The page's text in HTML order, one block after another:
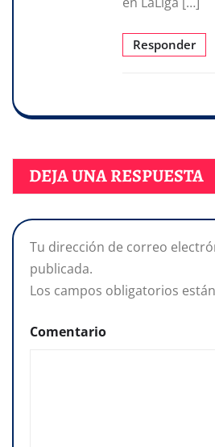
Responder
DEJA UNA RESPUESTA
Tu dirección de correo
publicada.
Los campos obligatorios
Comentario